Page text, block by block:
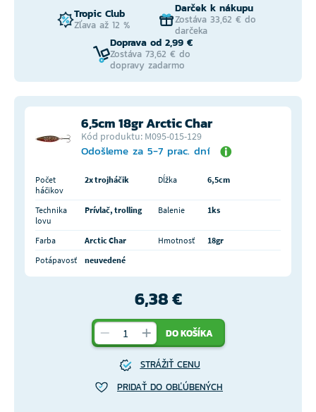
Tropic Club
Zľava až 12 %
Darček k nákupu
Zostáva 33,62 € do
darčeka
Doprava od 2,99 €
Zostáva 73,62 € do
dopravy zadarmo
6,5cm 18gr Arctic Char
Kód produktu: M095-015-129
Odošleme za 5-7 prac. dní
Počet
háčikov
2x trojháčik Dĺžka 6,5cm
Technika
lovu
Prívlač, trolling Balenie 1ks
Farba Arctic Char Hmotnosť
18gr
Potápavosť
neuvedené
6,38 €
DO KOŠÍKA
STRÁŽIŤ CENU
PRIDAŤ DO OBĽÚBENÝCH